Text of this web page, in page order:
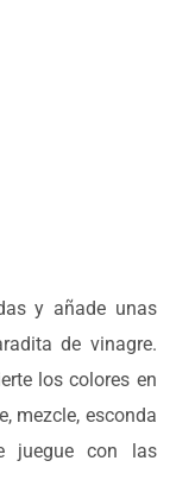
y añade unas
de vinagre.
los colores en
mezcle, esconda
juegue con las